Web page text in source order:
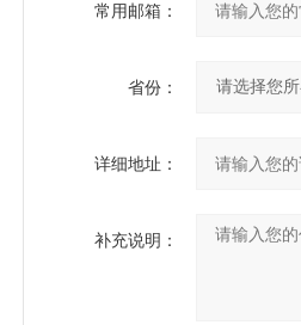
常用邮箱：
省份：
详细地址：
补充说明：